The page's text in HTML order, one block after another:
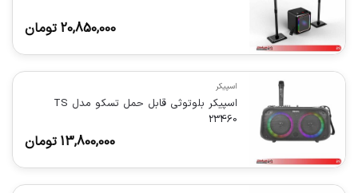
20,850,000 تومان
اسپیکر
اسپیکر بلوتوثی قابل حمل تسکو مدل TS
23460
13,800,000 تومان